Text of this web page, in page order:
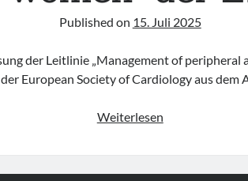
Published on 15. Juli 2025
der Leitlinie „Management of peripheral
der European Society of Cardiology aus dem
Weiterlesen
for